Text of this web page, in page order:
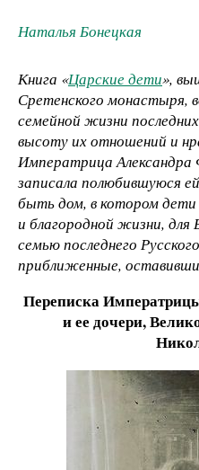
Наталья Бонецкая
Книга «Царские дети»,
Сретенского монастыря,
семейной жизни
высоту их отношений и
Императрица Александра
записала полюбившуюся
быть дом, в котором
и благородной жизни, для
семью последнего
приближенные,
Переписка
и ее дочери,